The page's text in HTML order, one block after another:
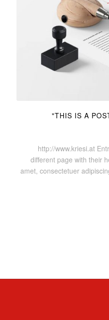
THIS IS A
http://www.kriesi.at
different page with their
amet, consectetuer